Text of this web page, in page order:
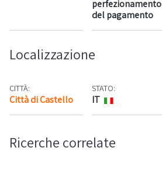
perfezionamento
del pagamento
Localizzazione
CITTÀ:
Città di Castello Mappa
STATO:
IT
Ricerche correlate